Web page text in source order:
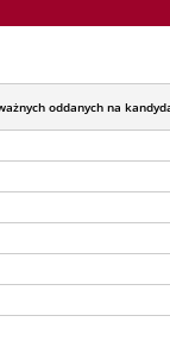
oddanych na